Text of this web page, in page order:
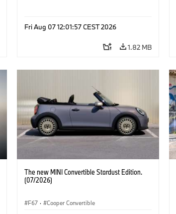
Fri Aug 07 12:01:57 CEST 2026
1.82 MB
The new MINI Convertible Stardust Edition.
(07/2026)
F67 · Cooper Convertible